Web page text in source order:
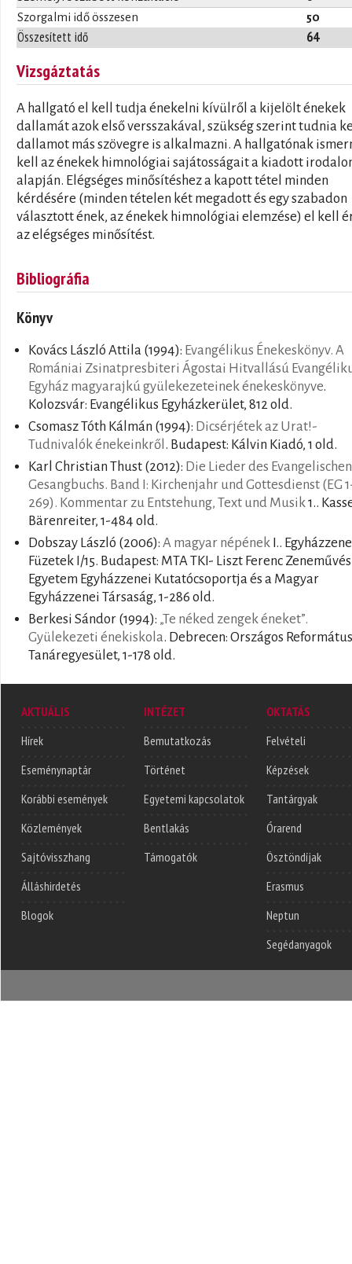
Összesített idő 64
Szorgalmi idő összesen
50
Vizsgáztatás
A hallgató el kell tudja énekelni kívülről a kijelölt énekek
dallamát azok első versszakával, szükség szerint tudnia
dallamot más szövegre is alkalmazni. A hallgatónak
kell az énekek himnológiai sajátosságait a kiadott
alapján. Elégséges minősítéshez a kapott tétel minden
kérdésére (minden tételen két megadott és egy szabadon
választott ének, az énekek himnológiai elemzése) el kell
az elégséges minősítést.
Bibliográfia
Könyv
Kovács László Attila (1994): Evangélikus Énekeskönyv. A
Romániai Zsinatpresbiteri Ágostai Hitvallású
Egyház magyarajkú gyülekezeteinek énekeskönyve.
Kolozsvár: Evangélikus Egyházkerület, 812 old.
Csomasz Tóth Kálmán (1994): Dicsérjétek az Urat!-
Tudnivalók énekeinkről . Budapest: Kálvin Kiadó, 1 old.
Karl Christian Thust (2012): Die Lieder des Evangelischen
Gesangbuchs. Band I: Kirchenjahr und Gottesdienst (EG
269). Kommentar zu Entstehung, Text und Musik1..
Bärenreiter, 1-484 old.
Dobszay László (2006): A magyar népének I..
Füzetek I/15. Budapest: MTA TKI- Liszt Ferenc
Egyetem Egyházzenei Kutatócsoportja és a Magyar
Egyházzenei Társaság, 1-286 old.
Berkesi Sándor (1994): „Te néked zengek éneket”.
Gyülekezeti énekiskola. Debrecen: Országos Református
Tanáregyesület, 1-178 old.
AKTUÁLIS
Hírek
Eseménynaptár
Korábbi események
Közlemények
Sajtóvisszhang
Álláshirdetés
Blogok
INTÉZET
Bemutatkozás
Történet
Egyetemi kapcsolatok
Bentlakás
Támogatók
OKTATÁS
Felvételi
Képzések
Tantárgyak
Órarend
Ösztöndíjak
Erasmus
Neptun
Segédanyagok